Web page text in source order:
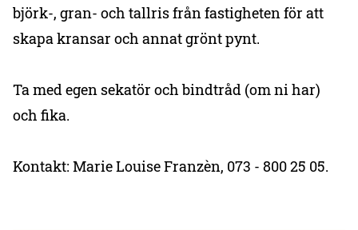
björk-, gran- och tallris från fastigheten för att
skapa kransar och annat grönt pynt.
Ta med egen sekatör och bindtråd (om ni har)
och fika.
Kontakt: Marie Louise Franzèn, 073 - 800 25 05.